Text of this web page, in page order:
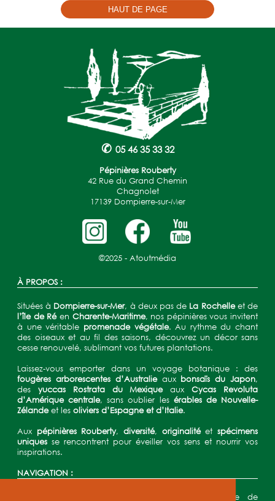
HAUT DE PAGE
✆ 05 46 35 33 32
Pépinières Rouberty
42 Rue du Grand Chemin
Chagnolet
17139 Dompierre-sur-Mer
©2025 - Atoutmédia
À PROPOS :
Situées à Dompierre-sur-Mer, à deux pas de La Rochelleet de
l’île de Réen Charente-Maritime, nos pépinières vous invitent
à une véritable promenade végétale. Au rythme du chant
des oiseaux et au fil des saisons, découvrez un décor sans
cesse renouvelé, sublimant vos futures plantations.
Laissez-vous emporter dans un voyage botanique : des
fougères arborescentes d’Australieaux bonsaïs du Japon,
des yuccas Rostrata du MexiqueauxCycas Revoluta
d’Amérique centrale, sans oublier les érables de Nouvelle-
Zélandeet les oliviers d’Espagne et d’Italie.
Aux pépinières Rouberty,diversité, originalitéetspécimens
uniques se rencontrent pour éveiller vos sens et nourrir vos
inspirations.
NAVIGATION :
Une équipe de